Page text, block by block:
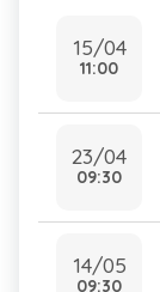
15/04
11:00
23/04
09:30
14/05
09:30